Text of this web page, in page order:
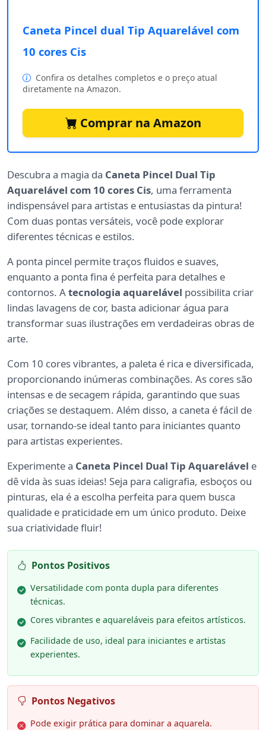
Caneta Pincel dual Tip Aquarelável com
10 cores Cis
Confira os detalhes completos e o preço atual
diretamente na Amazon.
Comprar na Amazon
Descubra a magia da Caneta Pincel Dual Tip
Aquarelável com 10 cores Cis, uma ferramenta
indispensável para artistas e entusiastas da pintura!
Com duas pontas versáteis, você pode explorar
diferentes técnicas e estilos.
A ponta pincel permite traços fluidos e suaves,
enquanto a ponta fina é perfeita para detalhes e
contornos. Atecnologia aquarelável possibilita criar
lindas lavagens de cor, basta adicionar água para
transformar suas ilustrações em verdadeiras obras de
arte.
Com 10 cores vibrantes, a paleta é rica e diversificada,
proporcionando inúmeras combinações. As cores são
intensas e de secagem rápida, garantindo que suas
criações se destaquem. Além disso, a caneta é fácil de
usar, tornando-se ideal tanto para iniciantes quanto
para artistas experientes.
Experimente a Caneta Pincel Dual Tip Aquarelável e
dê vida às suas ideias! Seja para caligrafia, esboços ou
pinturas, ela é a escolha perfeita para quem busca
qualidade e praticidade em um único produto. Deixe
sua criatividade fluir!
Pontos Positivos
Versatilidade com ponta dupla para diferentes
técnicas.
Cores vibrantes e aquareláveis para efeitos artísticos.
Facilidade de uso, ideal para iniciantes e artistas
experientes.
Pontos Negativos
Pode exigir prática para dominar a aquarela.